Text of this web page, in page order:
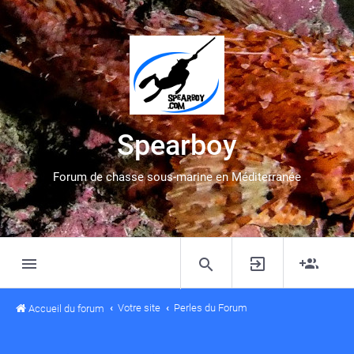
Spearboy
Forum de chasse sous-marine en Méditerranée
Accueil du forum Votre site Perles du Forum